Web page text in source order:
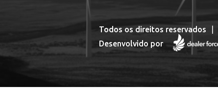
Todos os direitos reservados
Desenvolvido por